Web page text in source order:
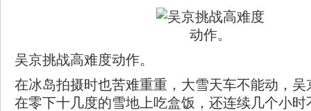
吴京挑战高难度动作。
在冰岛拍摄时也苦难重重，大雪天车不能动，吴
在零下十几度的雪地上吃盒饭，还连续几个小时